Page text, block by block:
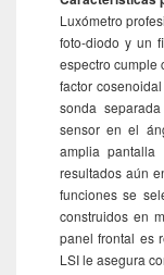
Luxómetro
foto-diodo y un
espectro cumple
factor
sonda
sensor en el
amplia
resultados aún
funciones se
construidos en
panel frontal es
LSI le asegura